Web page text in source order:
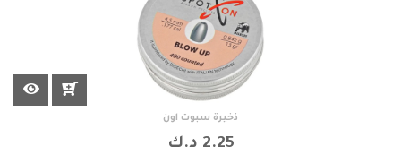
ذخيرة سبوت اون
2.25 د.ك